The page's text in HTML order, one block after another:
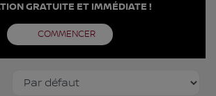
GRATUITE ET IMMÉDIATE !
COMMENCER